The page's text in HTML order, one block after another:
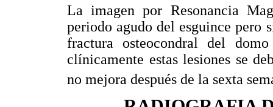
La imagen por Resonancia
periodo agudo del esguince pero
fractura osteocondral del
clínicamente estas lesiones se
no mejora después de la sexta